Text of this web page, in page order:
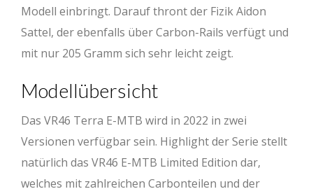
Modell einbringt. Darauf thront der Fizik Aidon
Sattel, der ebenfalls über Carbon-Rails verfügt und
mit nur 205 Gramm sich sehr leicht zeigt.
Modellübersicht
Das VR46 Terra E-MTB wird in 2022 in zwei
Versionen verfügbar sein. Highlight der Serie stellt
natürlich das VR46 E-MTB Limited Edition dar,
welches mit zahlreichen Carbonteilen und der